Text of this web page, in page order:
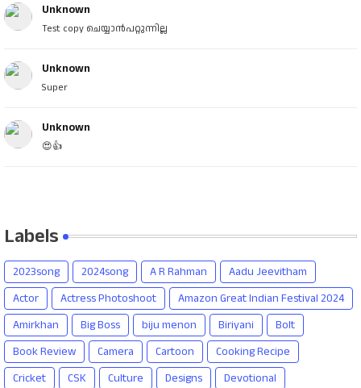
Unknown
Test copy ചെയ്യാൻപറ്റുന്നില്ല
Unknown
Super
Unknown
😍👍
Labels
2023song 2024song A R Rahman
Aadu Jeevitham
Actor
Actress Photoshoot
Amazon Great Indian Festival 2024
Amirkhan
Big Boss biju menon Biriyani
Bolt
Book Review
Camera Cartoon
Cooking Recipe
Cricket
CSK Culture Designs
Devotional